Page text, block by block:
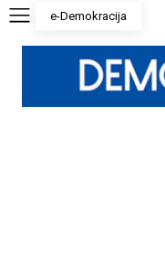
e-Demokracija